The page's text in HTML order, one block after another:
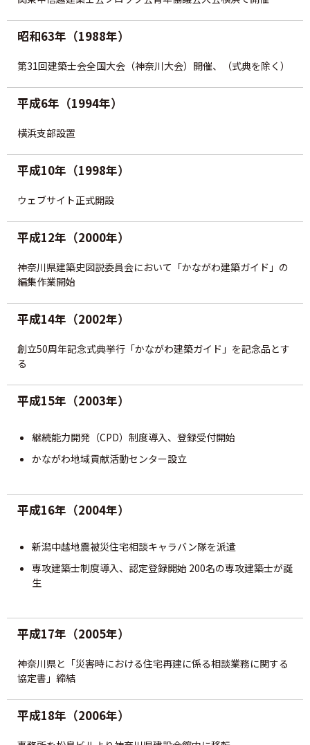
昭和63年（1988年）
第31回建築士会全国大会（神奈川大会）開催、（式典を除く）
平成6年（1994年）
横浜支部設置
平成10年（1998年）
ウェブサイト正式開設
平成12年（2000年）
神奈川県建築史図説委員会において「かながわ建築ガイド」の
編集作業開始
平成14年（2002年）
創立50周年記念式典挙行「かながわ建築ガイド」を記念品とす
る
平成15年（2003年）
継続能力開発（CPD）制度導入、登録受付開始
かながわ地域貢献活動センター設立
平成16年（2004年）
新潟中越地震被災住宅相談キャラバン隊を派遣
専攻建築士制度導入、認定登録開始 200名の専攻建築士が誕
生
平成17年（2005年）
神奈川県と「災害時における住宅再建に係る相談業務に関する
協定書」締結
平成18年（2006年）